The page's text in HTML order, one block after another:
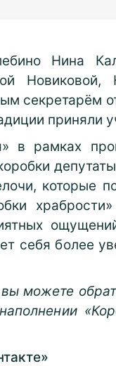
Нина
секретарём
приняли
в рамках
которые
себя более
можете